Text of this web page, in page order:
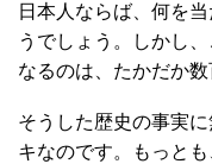
日本人ならば、何を
うでしょう。しかし
なるのは、たかだか数
そうした歴史の事実
キなのです。もっと